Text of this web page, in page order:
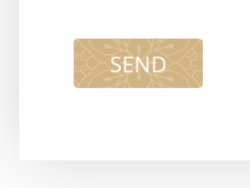
SEND